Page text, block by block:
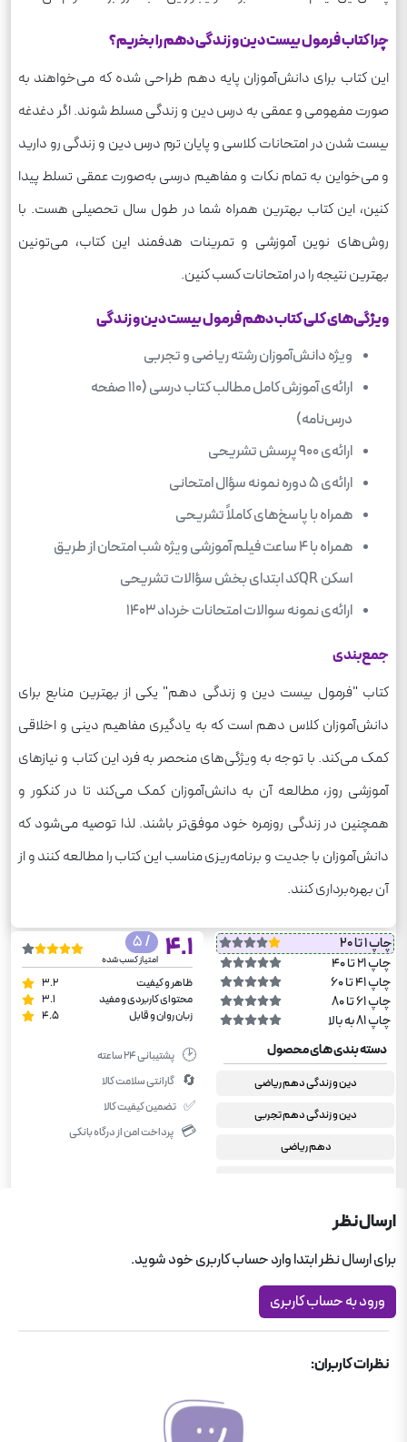
چرا کتاب فرمول بیست دین و زندگی دهم را بخریم؟
این کتاب برای دانش‌آموزان پایه دهم طراحی شده که می‌خواهند به
صورت مفهومی و عمقی به درس دین و زندگی مسلط شوند. اگر دغدغه
بیست شدن در امتحانات کلاسی و پایان ترم درس دین و زندگی رو دارید
و می‌خواین به تمام نکات و مفاهیم درسی به‌صورت عمقی تسلط پیدا
کنین، این کتاب بهترین همراه شما در طول سال تحصیلی هست. با
روش‌های نوین آموزشی و تمرینات هدفمند این کتاب، می‌تونین
بهترین نتیجه را در امتحانات کسب کنین.
ویژگی‌های کلی کتاب دهم فرمول بیست دین و زندگی
ویژه دانش‌آموزان رشته‌ ریاضی و تجربی
ارائه‌ی آموزش کامل مطالب کتاب درسی (110 صفحه
درس‌نامه)
ارائه‌ی 900 پرسش تشریحی
ارائه‌ی 5 دوره نمونه سؤال امتحانی
همراه با پاسخ‌های کاملاً تشریحی
همراه با 4 ساعت فیلم آموزشی ویژه شب امتحان از طریق
اسکن QRکد ابتدای بخش سؤالات تشریحی
ارائه‌ی نمونه سوالات امتحانات خرداد 1403
جمع‌بندی
کتاب "فرمول بیست دین و زندگی دهم" یکی از بهترین منابع برای
دانش‌آموزان کلاس دهم است که به یادگیری مفاهیم دینی و اخلاقی
کمک می‌کند. با توجه به ویژگی‌های منحصر به فرد این کتاب و نیازهای
آموزشی روز، مطالعه آن به دانش‌آموزان کمک می‌کند تا در کنکور و
همچنین در زندگی روزمره خود موفق‌تر باشند. لذا توصیه می‌شود که
دانش‌آموزان با جدیت و برنامه‌ریزی مناسب این کتاب را مطالعه کنند و از
آن بهره‌برداری کنند.
چاپ 1 تا 20
چاپ 21 تا 40
چاپ 41 تا 60
چاپ 61 تا 80
چاپ 81 به بالا
4.1
/ 5
امتیاز کسب شده
ظاهر و کیفیت
3.2
محتوای کاربردی و مفید
3.1
زبان روان و قابل
4.5
دسته بندی های محصول
دین و زندگی دهم ریاضی
دین و زندگی دهم تجربی
دهم ریاضی
کمک درسی رشته تجربی
🕑 پشتیبانی ۲۴ ساعته
🔄 گارانتی سلامت کالا
✅ تضمین کیفیت کالا
💳 پرداخت امن از درگاه بانکی
ارسال نظر
برای ارسال نظر ابتدا وارد حساب کاربری خود شوید.
ورود به حساب کاربری
نظرات کاربران: